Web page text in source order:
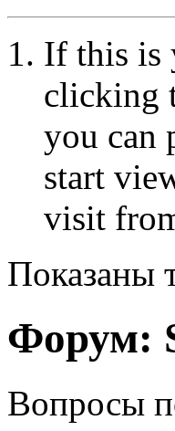
If this is
clicking
you can
start
visit
Показаны
Форум:
Вопросы